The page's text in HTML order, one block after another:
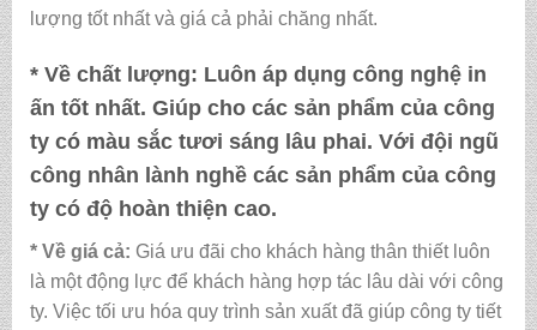
lượng tốt nhất và giá cả phải chăng nhất.
* Về chất lượng: Luôn áp dụng công nghệ in
ấn tốt nhất. Giúp cho các sản phẩm của công
ty có màu sắc tươi sáng lâu phai. Với đội ngũ
công nhân lành nghề các sản phẩm của công
ty có độ hoàn thiện cao.
* Về giá cả: Giá ưu đãi cho khách hàng thân thiết luôn
là một động lực để khách hàng hợp tác lâu dài với công
ty. Việc tối ưu hóa quy trình sản xuất đã giúp công ty tiết